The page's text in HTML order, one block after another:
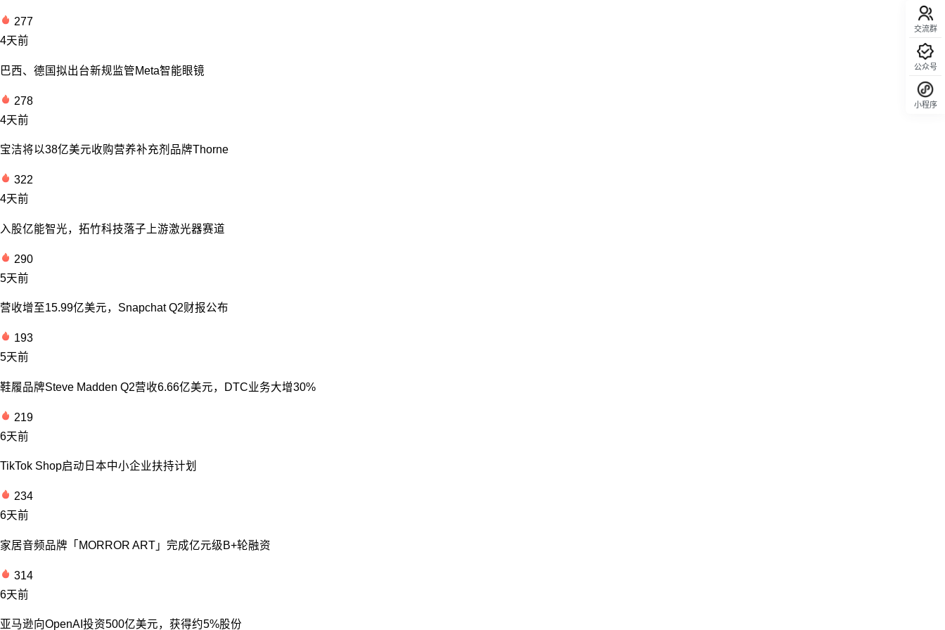
277
4天前
巴西、德国拟出台新规监管Meta智能眼镜
278
4天前
宝洁将以38亿美元收购营养补充剂品牌Thorne
322
4天前
入股亿能智光，拓竹科技落子上游激光器赛道
290
5天前
营收增至15.99亿美元，Snapchat Q2财报公布
193
5天前
鞋履品牌Steve Madden Q2营收6.66亿美元，DTC业务大增30%
219
6天前
TikTok Shop启动日本中小企业扶持计划
234
6天前
家居音频品牌「MORROR ART」完成亿元级B+轮融资
314
6天前
亚马逊向OpenAI投资500亿美元，获得约5%股份
交流群
公众号
小程序